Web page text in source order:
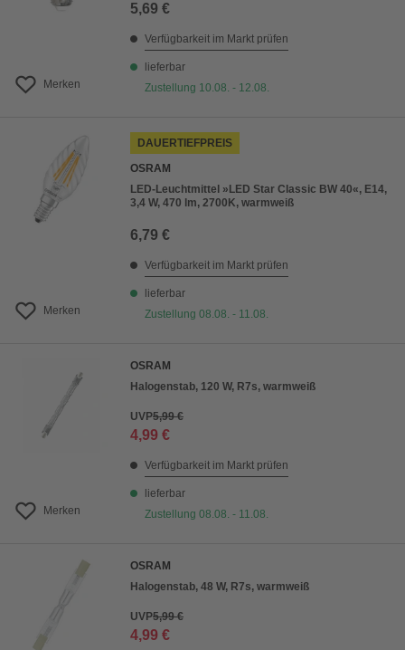
Merken
5,69 €
Verfügbarkeit im Markt prüfen
lieferbar
Zustellung 10.08. - 12.08.
Merken
DAUERTIEFPREIS
OSRAM
LED-Leuchtmittel »LED Star Classic BW 40«, E14,
3,4 W, 470 lm, 2700K, warmweiß
6,79 €
Verfügbarkeit im Markt prüfen
lieferbar
Zustellung 08.08. - 11.08.
Merken
OSRAM
Halogenstab, 120 W, R7s, warmweiß
UVP5,99 €
4,99 €
Verfügbarkeit im Markt prüfen
lieferbar
Zustellung 08.08. - 11.08.
OSRAM
Halogenstab, 48 W, R7s, warmweiß
UVP5,99 €
4,99 €